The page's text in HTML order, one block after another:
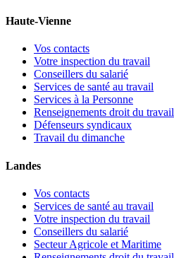
Haute-Vienne
Vos contacts
Votre inspection du travail
Conseillers du salarié
Services de santé au travail
Services à la Personne
Renseignements droit du travail
Défenseurs syndicaux
Travail du dimanche
Landes
Vos contacts
Services de santé au travail
Votre inspection du travail
Conseillers du salarié
Secteur Agricole et Maritime